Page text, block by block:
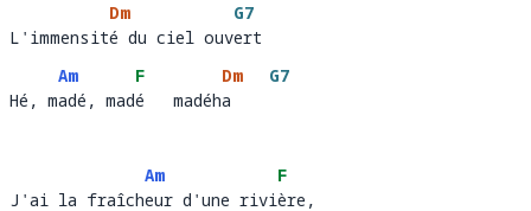
L'immensit
Dm
é du ciel ouv
G7
ert
L'immensité du ciel ouvert
Hé, m
Am
adé, mad
F
é   madéh
Dm
a
G7
Hé, madé, madé   madéha
Am
F
J'ai la fraîcheur d'une rivière,